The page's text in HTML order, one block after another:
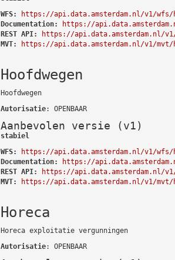
WFS:
https://api.data.amsterdam.nl/v1/wfs/
Documentation:
https://
REST API:
https://api.data.amsterdam.nl/
MVT:
https://api.data.amsterdam.nl/v1/mvt/
Hoofdwegen
Hoofdwegen
Autorisatie: OPENBAAR
Aanbevolen versie (v1)
stabiel
WFS:
https://api.data.amsterdam.nl/v1/wfs/
Documentation:
https://
REST API:
https://api.data.amsterdam.nl/
MVT:
https://api.data.amsterdam.nl/v1/mvt/
Horeca
Horeca exploitatie vergunningen
Autorisatie: OPENBAAR